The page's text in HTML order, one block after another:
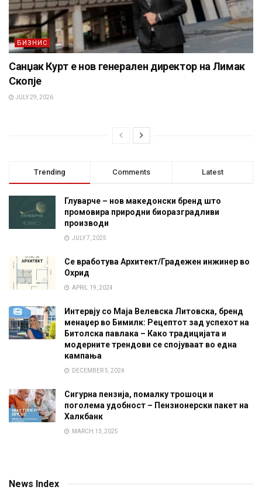
БИЗНИС
Санџак Курт е нов генерален директор на Лимак
Скопје
JULY 29, 2026
Trending Comments Latest
Глуварче – нов македонски бренд што
промовира природни биоразградливи
производи
JULY 7, 2025
Се вработува Архитект/Градежен инжинер во
Охрид
APRIL 19, 2024
Интервју со Маја Велевска Литовска, бренд
менаџер во Бимилк: Рецептот зад успехот на
Битолска павлака – Како традицијата и
модерните трендови се спојуваат во една
кампања
DECEMBER 5, 2024
Сигурна пензија, помалку трошоци и
поголема удобност – Пензионерски пакет на
Халкбанк
MARCH 13, 2025
News Index